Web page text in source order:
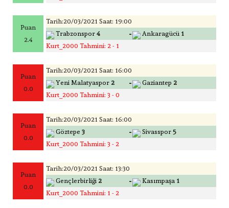
Puan
2.4
Tarih:20/03/2021 Saat: 19:00
Trabzonspor 4 - Ankaragücü 1
Kurt_2000 Tahmini: 2 - 1
Puan
0.0
Tarih:20/03/2021 Saat: 16:00
Yeni Malatyaspor 2 - Gaziantep 2
Kurt_2000 Tahmini: 3 - 0
Puan
0.0
Tarih:20/03/2021 Saat: 16:00
Göztepe 3 - Sivasspor 5
Kurt_2000 Tahmini: 3 - 2
Puan
0.0
Tarih:20/03/2021 Saat: 13:30
Gençlerbirliği 2 - Kasımpaşa 1
Kurt_2000 Tahmini: 1 - 2